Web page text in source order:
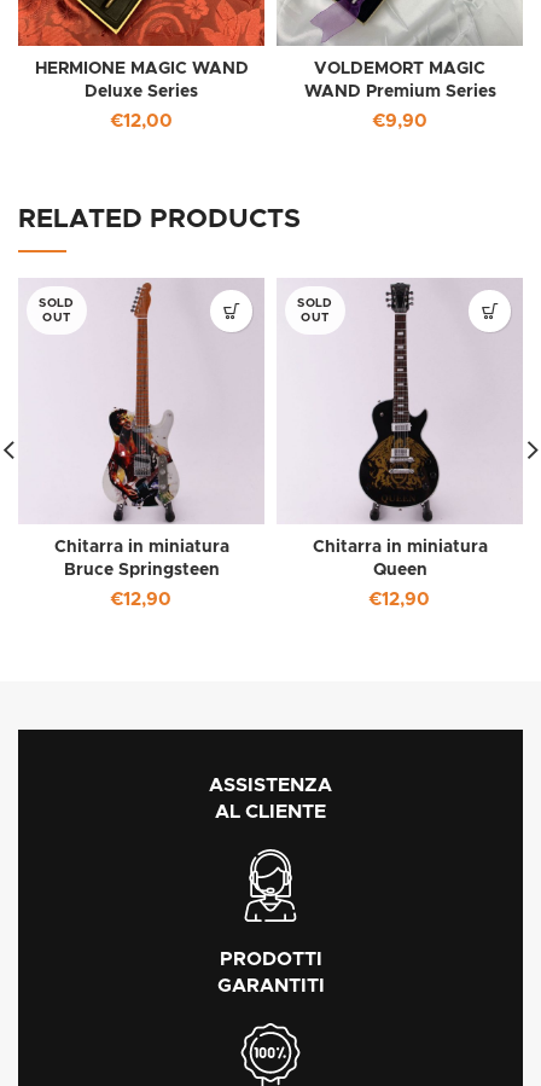
HERMIONE MAGIC WAND
Deluxe Series
€12,00
VOLDEMORT MAGIC
WAND Premium Series
€9,90
RELATED PRODUCTS
SOLD
OUT
Chitarra in miniatura
Bruce Springsteen
€12,90
SOLD
OUT
Chitarra in miniatura
Queen
€12,90
ASSISTENZA
AL CLIENTE
PRODOTTI
GARANTITI